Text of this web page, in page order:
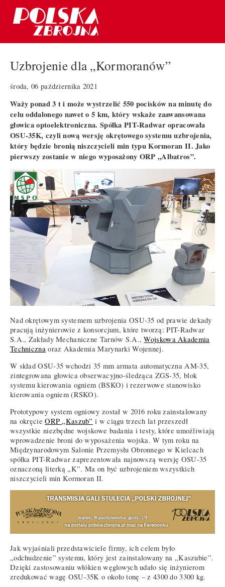
Uzbrojenie dla „Kormoranów”
środa, 06 października 2021
Waży ponad 3 t i może wystrzelić 550 pocisków na minutę do
celu oddalonego nawet o 5 km, który wskaże zaawansowana
głowica optoelektroniczna. Spółka PIT-Radwar opracowała
OSU-35K, czyli nową wersję okrętowego systemu uzbrojenia,
który będzie bronią niszczycieli min typu Kormoran II. Jako
pierwszy zostanie w niego wyposażony ORP „Albatros”.
Nad okrętowym systemem uzbrojenia OSU-35 od prawie dekady
pracują inżynierowie z konsorcjum, które tworzą: PIT-Radwar
S.A., Zakłady Mechaniczne Tarnów S.A.,Wojskowa Akademia
Technicznaoraz Akademia Marynarki Wojennej.
W skład OSU-35 wchodzi 35 mm armata automatyczna AM-35,
zintegrowana głowica obserwacyjno-śledząca ZGS-35, blok
systemu kierowania ogniem (BSKO) i rezerwowe stanowisko
kierowania ogniem (RSKO).
Prototypowy system ogniowy został w 2016 roku zainstalowany
na okręcieORP „Kaszub” i w ciągu trzech lat przeszedł
wszystkie niezbędne wojskowe badania i testy, które umożliwiają
wprowadzenie broni do wyposażenia wojska. W tym roku na
Międzynarodowym Salonie Przemysłu Obronnego w Kielcach
spółka PIT-Radwar zaprezentowała najnowszą wersję OSU-35
oznaczoną literką „K”. Ma on być uzbrojeniem wszystkich
niszczycieli min Kormoran II.
Jak wyjaśniali przedstawiciele firmy, ich celem było
„odchudzenie” systemu, który jest zainstalowany na „Kaszubie”.
Dzięki zastosowaniu włókien węglowych udało się inżynierom
zredukować wagę OSU-35K o około tonę – z 4300 do 3300 kg.